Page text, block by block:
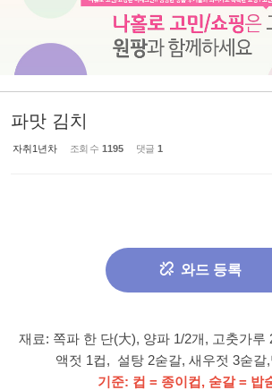
파맛 김치
자취1년차 조회 수 1195 댓글 1
와드 등록
재료: 쪽파 한 단(大), 양파 1/2개, 고춧가루
액젓 1컵, 설탕 2숟갈, 새우젓 3숟갈
기준: 컵 = 종이컵, 숟갈 = 밥